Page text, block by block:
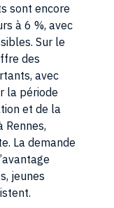
sont encore
à 6 %, avec
Sur le
des
avec
la période
et de la
La demande
jeunes